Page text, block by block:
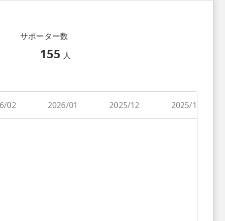
サポーター数
155 人
02 2026/01 2025/12 2025/11